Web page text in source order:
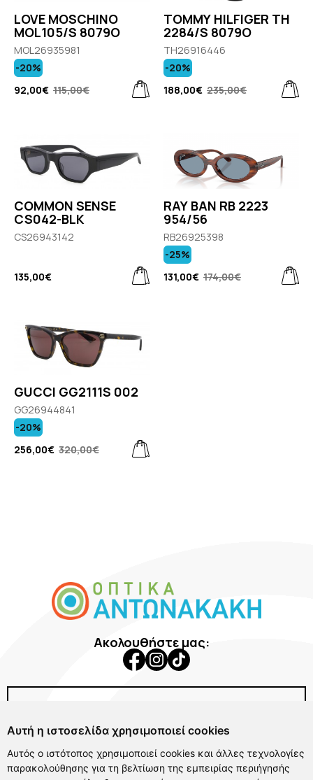
Αυτή η ιστοσελίδα χρησιμοποιεί cookies
Αυτός ο ιστότοπος χρησιμοποιεί cookies και άλλες τεχνολογίες
παρακολούθησης για τη βελτίωση της εμπειρίας περιήγησής
LOVE MOSCHINO
MOL105/S 8079O
MOL26935981
92,00€ 115,00€
-20%
TOMMY HILFIGER TH
2284/S 8079O
TH26916446
188,00€ 235,00€
-20%
COMMON SENSE
CS042-BLK
CS26943142
135,00€
RAY BAN RB 2223
954/56
RB26925398
131,00€ 174,00€
-25%
GUCCI GG2111S 002
GG26944841
256,00€ 320,00€
-20%
Ακολουθήστε μας:
Γυαλιά Ηλίου
Γυαλιά Οράσεως
Χρήσιμα Links